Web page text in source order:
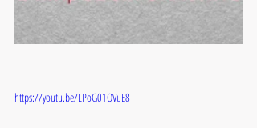
https://youtu.be/LPoG01OVuE8